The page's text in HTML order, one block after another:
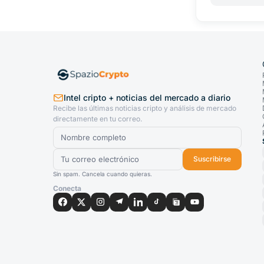
Intel cripto + noticias del mercado a diario
Recibe las últimas noticias cripto y análisis de mercado
directamente en tu correo.
Suscribirse
Sin spam. Cancela cuando quieras.
Conecta